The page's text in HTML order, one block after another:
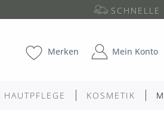
Merken Mein Konto
HAUTPFLEGE KOSMETIK